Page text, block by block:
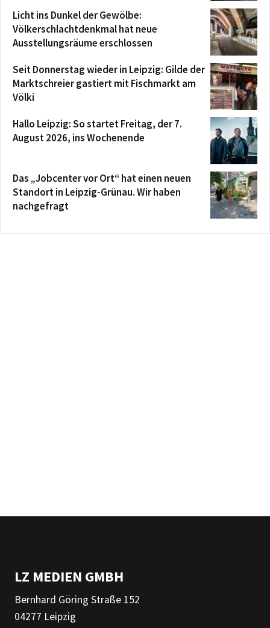
Licht ins Dunkel der Gewölbe:
Völkerschlachtdenkmal hat neue
Ausstellungsräume erschlossen
Seit Donnerstag wieder in Leipzig: Gilde der
Marktschreier gastiert mit Fischmarkt am
Völki
Hallo Leipzig: So startet Freitag, der 7.
August 2026, ins Wochenende
Das „Jobcenter vor Ort“ hat einen neuen
Standort in Leipzig-Grünau. Wir haben
nachgefragt
LZ MEDIEN GMBH
Bernhard Göring Straße 152
04277 Leipzig